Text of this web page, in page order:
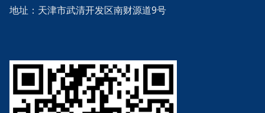
地址：天津市武清开发区南财源道9号